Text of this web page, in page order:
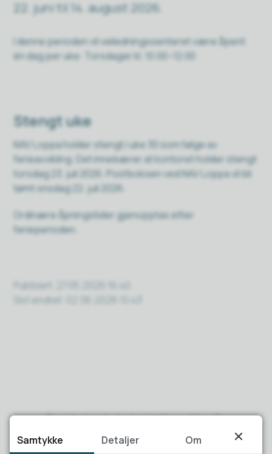
22. juni til 14. august 2026.
I denne perioden vil veiledningssenteret være åpent
én dag per uke: Torsdager kl. 10.00–12.00
Stengt uke
NAV Loppa holder stengt i uke 30 som følge av
ferieavvikling. Det innebærer at kontoret holder stengt
torsdag 23. juli 2026. Postboksen ved NAV Loppa vil bli
tømt onsdag 22. juli 2026.
Ordinære åpningstider gjenopptas etter
ferieperioden.
Publisert
Sist endret
Fant du det du lette etter?
Samtykke Detaljer
Om